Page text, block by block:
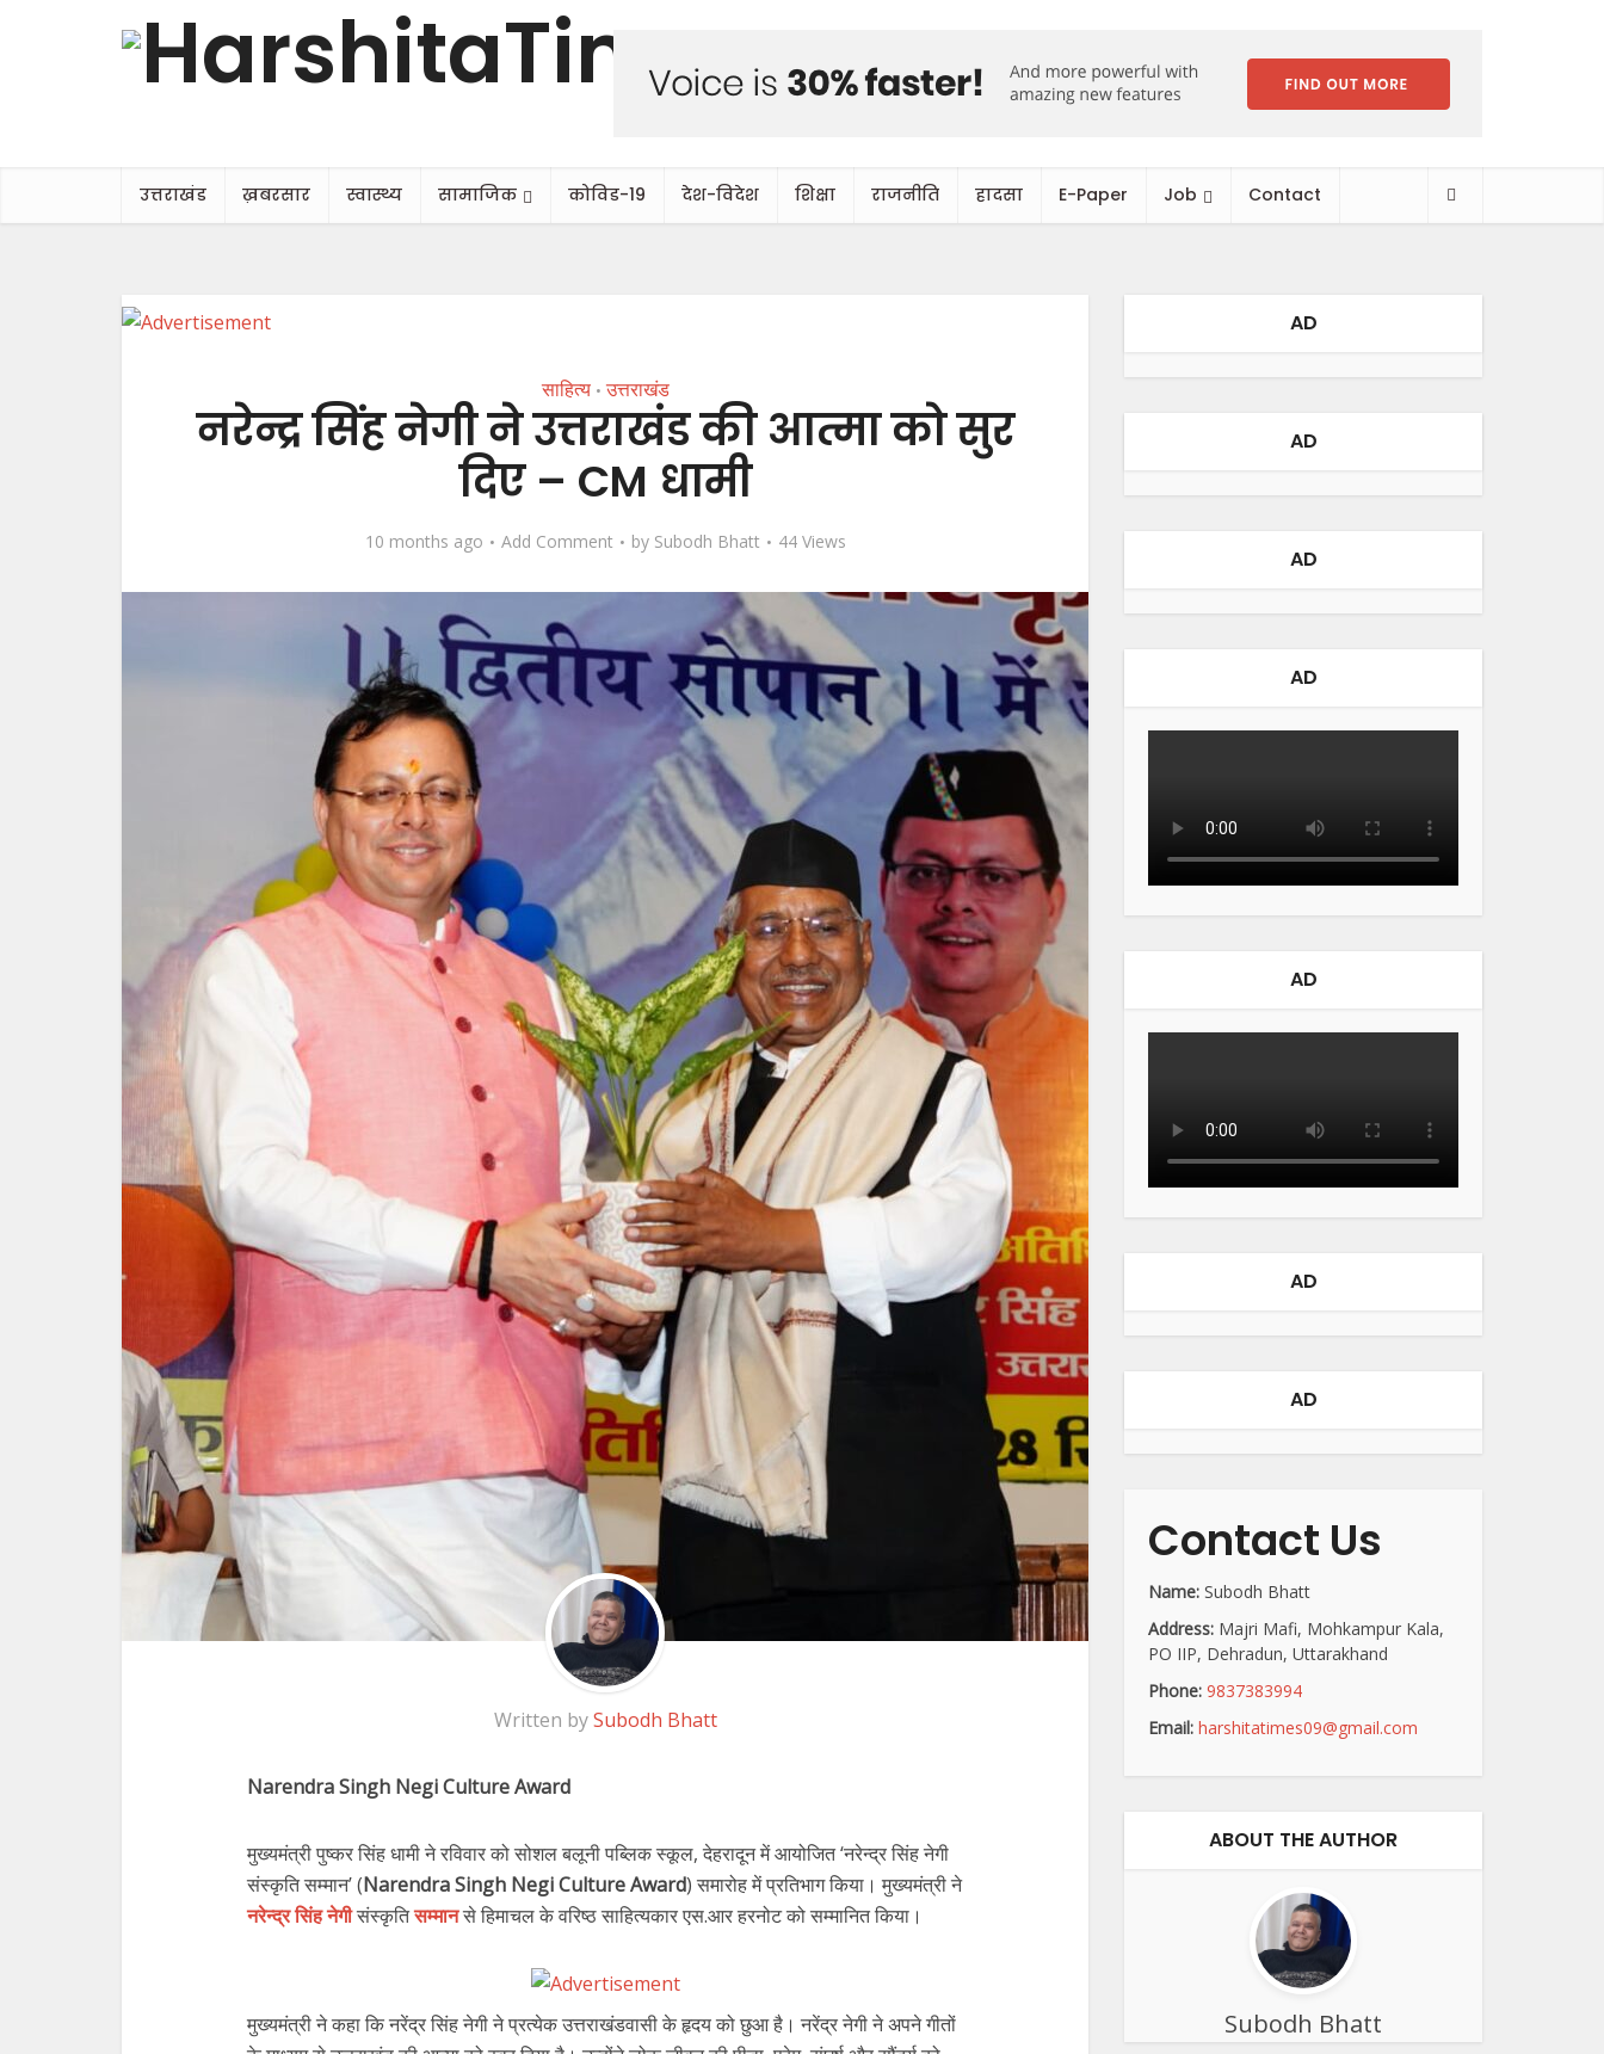
उत्तराखंड ख़बरसार स्वास्थ्य सामाजिक कोविड-19 देश-विदेश शिक्षा राजनीति हादसा E-Paper Job Contact
साहित्य • उत्तराखंड
नरेन्द्र सिंह नेगी ने उत्तराखंड की आत्मा को सुर
दिए – CM धामी
10 months ago Add Comment by Subodh Bhatt 44 Views
Written bySubodh Bhatt
Narendra Singh Negi Culture Award
मुख्यमंत्री पुष्कर सिंह धामी ने रविवार को सोशल बलूनी पब्लिक स्कूल, देहरादून में आयोजित ‘नरेन्द्र सिंह नेगी
संस्कृति सम्मान’ (Narendra Singh Negi Culture Award) समारोह में प्रतिभाग किया। मुख्यमंत्री ने
नरेन्द्र सिंह नेगीसंस्कृतिसम्मानसे हिमाचल के वरिष्ठ साहित्यकार एस.आर हरनोट को सम्मानित किया।
मुख्यमंत्री ने कहा कि नरेंद्र सिंह नेगी ने प्रत्येक उत्तराखंडवासी के हृदय को छुआ है। नरेंद्र नेगी ने अपने गीतों
AD
AD
AD
AD
AD
AD
AD
Contact Us
Name: Subodh Bhatt
Address: Majri Mafi, Mohkampur Kala,
PO IIP, Dehradun, Uttarakhand
Phone: 9837383994
Email: harshitatimes09@gmail.com
ABOUT THE AUTHOR
Subodh Bhatt